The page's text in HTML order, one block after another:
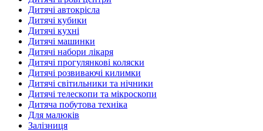
Дитячі автокрісла
Дитячі кубики
Дитячі кухні
Дитячі машинки
Дитячі набори лікаря
Дитячі прогулянкові коляски
Дитячі розвиваючі килимки
Дитячі світильники та нічники
Дитячі телескопи та мікроскопи
Дитяча побутова техніка
Для малюків
Залізниця